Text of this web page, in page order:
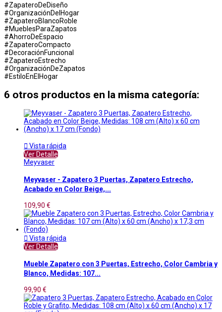
#ZapateroDeDiseño
#OrganizaciónDelHogar
#ZapateroBlancoRoble
#MueblesParaZapatos
#AhorroDeEspacio
#ZapateroCompacto
#DecoraciónFuncional
#ZapateroEstrecho
#OrganizaciónDeZapatos
#EstiloEnElHogar
6 otros productos en la misma categoría:
 Vista rápida
Ver Detalle
Meyvaser
Meyvaser - Zapatero 3 Puertas, Zapatero Estrecho,
Acabado en Color Beige,...
109,90 €
 Vista rápida
Ver Detalle
Mueble Zapatero con 3 Puertas, Estrecho, Color Cambria y
Blanco, Medidas: 107...
99,90 €